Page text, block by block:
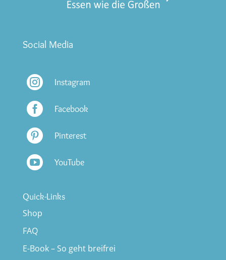
Social Media
 Instagram
 Facebook
 Pinterest
 YouTube
Quick-Links
Shop
FAQ
E-Book – So geht breifrei